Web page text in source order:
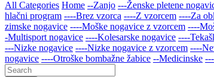
All Categories Home --Zanjo ---Ženske pletene
hlačni program ----Brez vzorca ----Z vzorcem ----Za
zimske nogavice ----Moške nogavice z vzorcem ----
-Multisport nogavice ----Kolesarske nogavice ----
---Nizke nogavice ----Nizke nogavice z vzorcem ----
nogavice ----Otroške bombažne žabice --Medicinske